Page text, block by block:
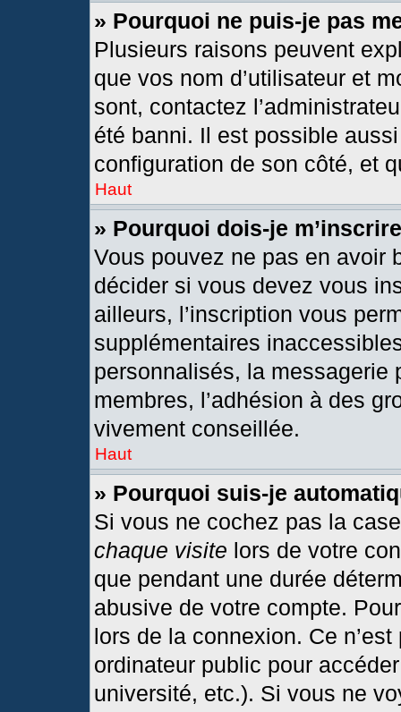
» Pourquoi ne puis-je pas
Plusieurs raisons peuvent
que vos nom d’utilisateur et
sont, contactez
été banni. Il est possible
configuration de son côté, et
Haut
» Pourquoi dois-je
Vous pouvez ne pas en avoir
décider si vous devez vous
ailleurs, l’inscription vous
supplémentaires
personnalisés, la messagerie
membres, l’adhésion à des
vivement conseillée.
Haut
» Pourquoi suis-je
Si vous ne cochez pas la
chaque visite lors de votre
que pendant une durée
abusive de votre compte.
lors de la connexion. Ce
ordinateur public pour
université, etc.). Si vous ne